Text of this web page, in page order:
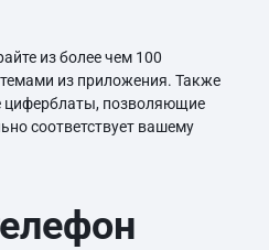
из более чем 100
из приложения. Также
циферблаты, позволяющие
соответствует вашему